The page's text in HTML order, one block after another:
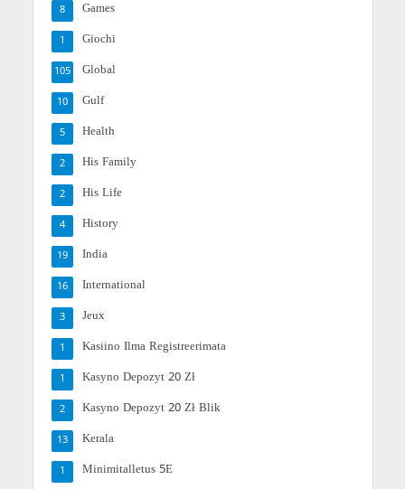
Games
8
Giochi
1
Global
105
Gulf
10
Health
5
His Family
2
His Life
2
History
4
India
19
International
16
Jeux
3
Kasiino Ilma Registreerimata
1
Kasyno Depozyt 20 Zł
1
Kasyno Depozyt 20 Zł Blik
2
Kerala
13
Minimitalletus 5E
1